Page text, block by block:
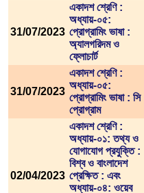
31/07/2023
একাদশ শ্রেণি :
অধ্যায়-০৫:
প্রোগ্রামিং ভাষা :
অ্যালগরিদম ও
ফ্লোচার্ট
31/07/2023
একাদশ শ্রেণি :
অধ্যায়-০৫:
প্রোগ্রামিং ভাষা : সি
প্রোগ্রাম
02/04/2023
একাদশ শ্রেণি :
অধ্যায়-০১: তথ্য ও
যোগাযোগ প্রযুক্তি :
বিশ্ব ও বাংলাদেশ
প্রেক্ষিত : এবং
অধ্যায়-০৪: ওয়েব